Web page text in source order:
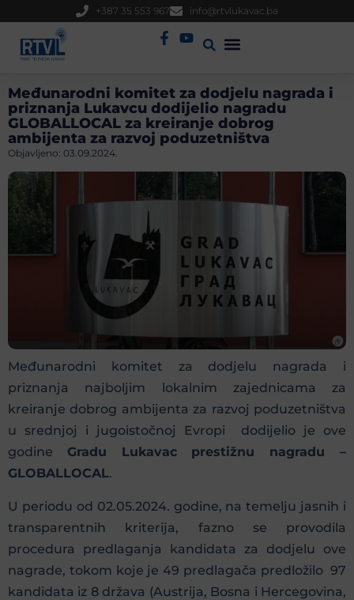
+387 35 553 967 info@rtvlukavac.ba
Međunarodni komitet za dodjelu nagrada i
priznanja Lukavcu dodijelio nagradu
GLOBALLOCAL za kreiranje dobrog
ambijenta za razvoj poduzetništva
Objavljeno: 03.09.2024.
Međunarodni komitet za dodjelu nagrada i
priznanja najboljim lokalnim zajednicama za
kreiranje dobrog ambijenta za razvoj poduzetništva
u srednjoj i jugoistočnoj Evropi dodijelio je ove
godine Gradu Lukavac prestižnu nagradu –
GLOBALLOCAL.
U periodu od 02.05.2024. godine, na temelju jasnih i
transparentnih kriterija, fazno se provodila
procedura predlaganja kandidata za dodjelu ove
nagrade, tokom koje je 49 predlagača predložilo 97
kandidata iz 8 država (Austrija, Bosna i Hercegovina,